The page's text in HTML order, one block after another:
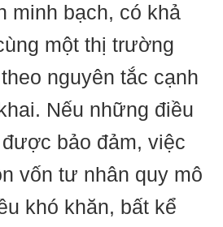
minh bạch, có khả
một thị trường
nguyên tắc cạnh
Nếu những điều
bảo đảm, việc
vốn tư nhân quy mô
khó khăn, bất kể